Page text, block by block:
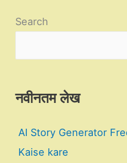
Search
नवीनतम लेख
AI Story Generator
Kaise kare